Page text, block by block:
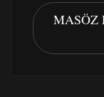
MASÖZ